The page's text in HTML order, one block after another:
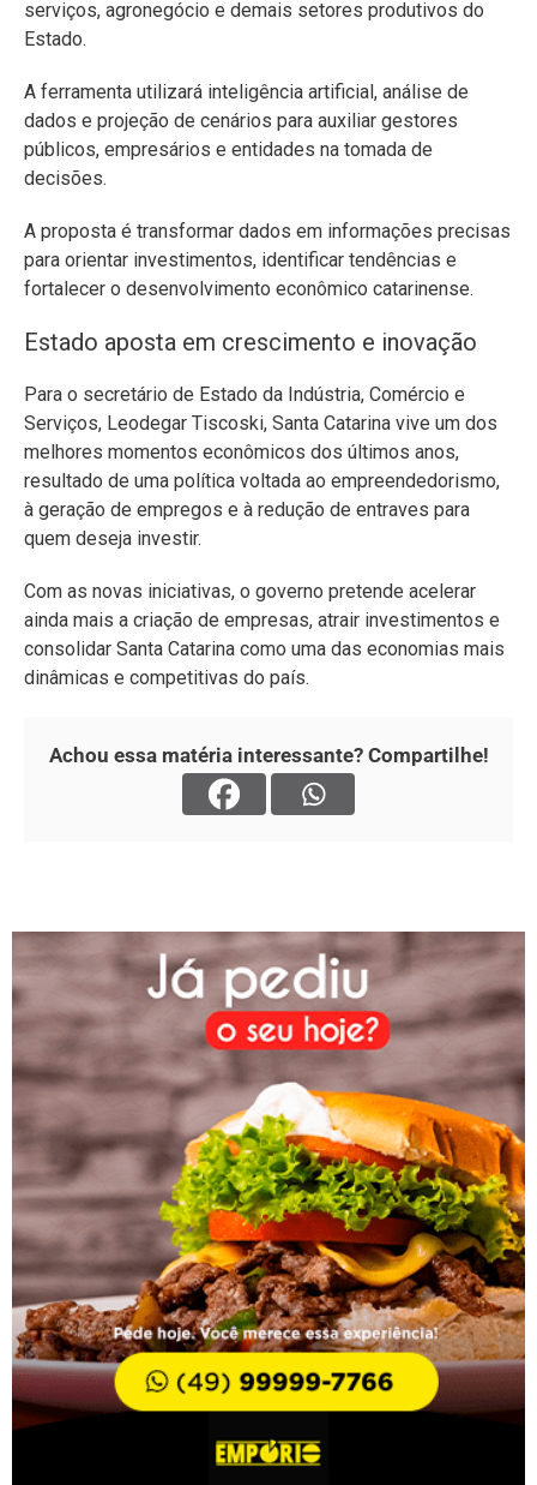
serviços, agronegócio e demais setores produtivos do
Estado.
A ferramenta utilizará inteligência artificial, análise de
dados e projeção de cenários para auxiliar gestores
públicos, empresários e entidades na tomada de
decisões.
A proposta é transformar dados em informações precisas
para orientar investimentos, identificar tendências e
fortalecer o desenvolvimento econômico catarinense.
Estado aposta em crescimento e inovação
Para o secretário de Estado da Indústria, Comércio e
Serviços, Leodegar Tiscoski, Santa Catarina vive um dos
melhores momentos econômicos dos últimos anos,
resultado de uma política voltada ao empreendedorismo,
à geração de empregos e à redução de entraves para
quem deseja investir.
Com as novas iniciativas, o governo pretende acelerar
ainda mais a criação de empresas, atrair investimentos e
consolidar Santa Catarina como uma das economias mais
dinâmicas e competitivas do país.
Achou essa matéria interessante? Compartilhe!